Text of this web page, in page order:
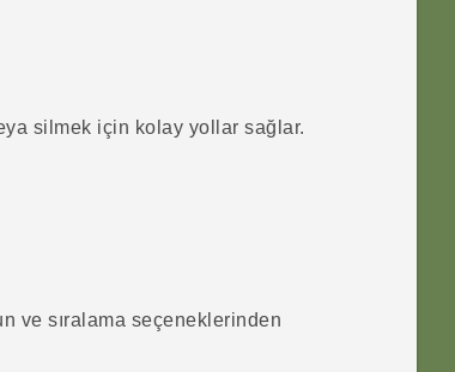
silmek için kolay yollar sağlar.
ve sıralama seçeneklerinden